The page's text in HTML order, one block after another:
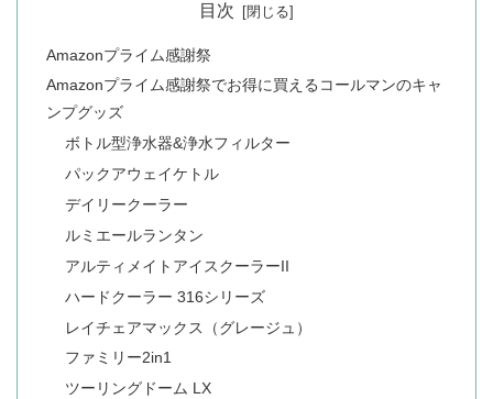
目次
Amazonプライム感謝祭
Amazonプライム感謝祭でお得に買えるコールマンのキャ
ンプグッズ
ボトル型浄水器&浄水フィルター
パックアウェイケトル
デイリークーラー
ルミエールランタン
アルティメイトアイスクーラーII
ハードクーラー 316シリーズ
レイチェアマックス（グレージュ）
ファミリー2in1
ツーリングドーム LX